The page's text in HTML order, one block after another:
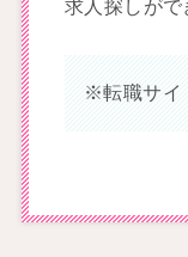
求人探しがで
※転職サイ